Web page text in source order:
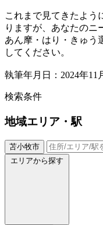
これまで見てきたよう
りますが、あなたのニ
あん摩・はり・きゅう
してください。
執筆年月日：2024年11
検索条件
地域エリア・駅
苫小牧市
エリアから探す